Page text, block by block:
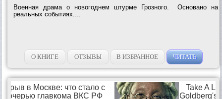
Военная драма о новогоднем штурме Грозного. Основано на
реальных событиях....
О КНИГЕ ОТЗЫВЫ В ИЗБРАННОЕ ЧИТАТЬ